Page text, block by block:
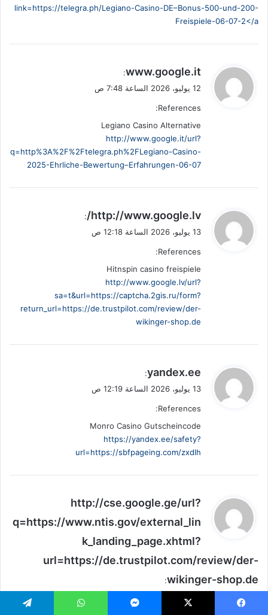
link=https://telegra.ph/Legiano-Casino-DE–Bonus-500-und-200-
Freispiele-06-07-2</a
ي
ل
www.google.it
:
12 يوليو، 2026 الساعة 7:48 ص
References:
Legiano Casino Alternative
http://www.google.it/url?
q=http%3A%2F%2Ftelegra.ph%2FLegiano-Casino-
2025-Ehrliche-Bewertung–Erfahrungen-06-07
ي
ل
http://www.google.lv/
:
13 يوليو، 2026 الساعة 12:18 ص
References:
Hitnspin casino freispiele
http://www.google.lv/url?
sa=t&url=https://captcha.2gis.ru/form?
return_url=https://de.trustpilot.com/review/der-
wikinger-shop.de
ي
ل
yandex.ee
:
13 يوليو، 2026 الساعة 12:19 ص
References:
Monro Casino Gutscheincode
https://yandex.ee/safety?
url=https://sbfpageing.com/zxdlh
ي
و
ل
http://cse.google.ge/url?
q=https://www.ntis.gov/external_lin
k_landing_page.xhtml?
url=https://de.trustpilot.com/review/der-
wikinger-shop.de
: